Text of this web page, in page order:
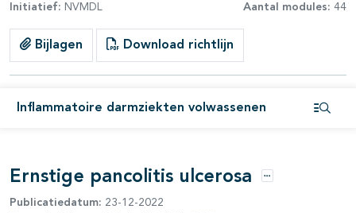
Initiatief: NVMDL Aantal modules: 44
Bijlagen Download richtlijn
Inflammatoire darmziekten volwassenen
Ernstige pancolitis ulcerosa Opties
Publicatiedatum: 23-12-2022